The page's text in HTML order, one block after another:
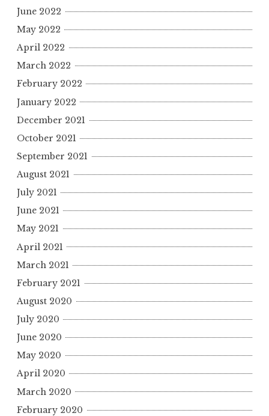
June 2022
May 2022
April 2022
March 2022
February 2022
January 2022
December 2021
October 2021
September 2021
August 2021
July 2021
June 2021
May 2021
April 2021
March 2021
February 2021
August 2020
July 2020
June 2020
May 2020
April 2020
March 2020
February 2020